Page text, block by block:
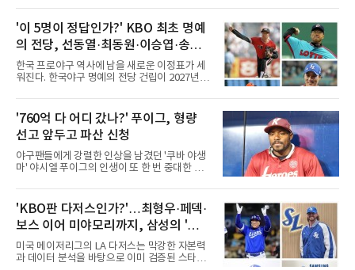
비교하기 어려울 정도로 폭염이 길어지고 강해
지고 있다. 여기에 장마, 이
억 원, 우승상금 1억8000만 원) 2라운드에서 단
독 선두로 도약했다.강채연은 7일 제주도 서귀
포의 테디밸리 골프앤리조트(파72)에서 열린 2
라운드에서 버디 5개와 보기 1개를 묶어 4언더
파 68타를 쳤다. 중간합계 9언더파 135타로 전
날 공동 4위에서 선두로 올라섰다. 공동 2위 그
룹(8언더파 136타)과는 한 타 차다.이 대회는 그
받았으나, 지난해 상금순위 75위에 그쳐 시드순
위전으로 밀렸고 본선에서도 78위에
'이 5명이 정답인가?' KBO 최초 명예
의 전당, 선동열·최동원·이승엽·송진
우·김응용을 둘러싼 논쟁
한국 프로야구 역사에 남을 새로운 이정표가 세
워진다. 한국야구 명예의 전당 건립이 2027년으
문으로 향하고 있다. "누가 한국 야구 최초의 명
예의 전당 헌액자가 될 것인가?"현재 가장 많이
거론되는 후보군은 선동열, 최동원, 이승엽, 송
진우, 그리고 김응용 감독이다. 한국 야구의 시
대별 상징성과 업적을 고려하면 충분히 설득력
있는 이름들이다.선동열은 한국 야구가 배출한
최고의 투수로 평가받는다. 해태 시절 통산 146
프로야구에서도 성공하며 한국 선수의 해외 진
출 가능성을 보여준 상징적인 존
'760억 다 어디 갔나?' 푸이그, 형량
선고 앞두고 파산 신청
야구팬들에게 강렬한 인상을 남겼던 '쿠바 야생
마' 야시엘 푸이그의 인생이 또 한 번 중대한 갈
거액을 벌었던 푸이그가 연방 사건 선고를 앞두
고 파산보호를 신청했다.푸이그는 최근 미국 플
로리다 파산 법원에 챕터11 파산보호 신청을 냈
다. 챕터11은 기업이나 개인이 채권자들과 협의
를 통해 재정 구조를 재편할 수 있도록 돕는 제도
다.미 매체들에 따르면 푸이그의 자산 규모는
1000만~5000만 달러(약 146억~730억 원), 부
'KBO판 다저스인가?'…최형우·페덱·
보스 이어 미야모리까지, 삼성의 '스펙
만렙' 승부수
미국 메이저리그의 LA 다저스는 막강한 자본력
과 데이터 분석을 바탕으로 이미 검증된 스타들